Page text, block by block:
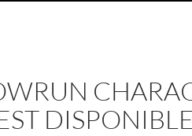
DISPONIBLE